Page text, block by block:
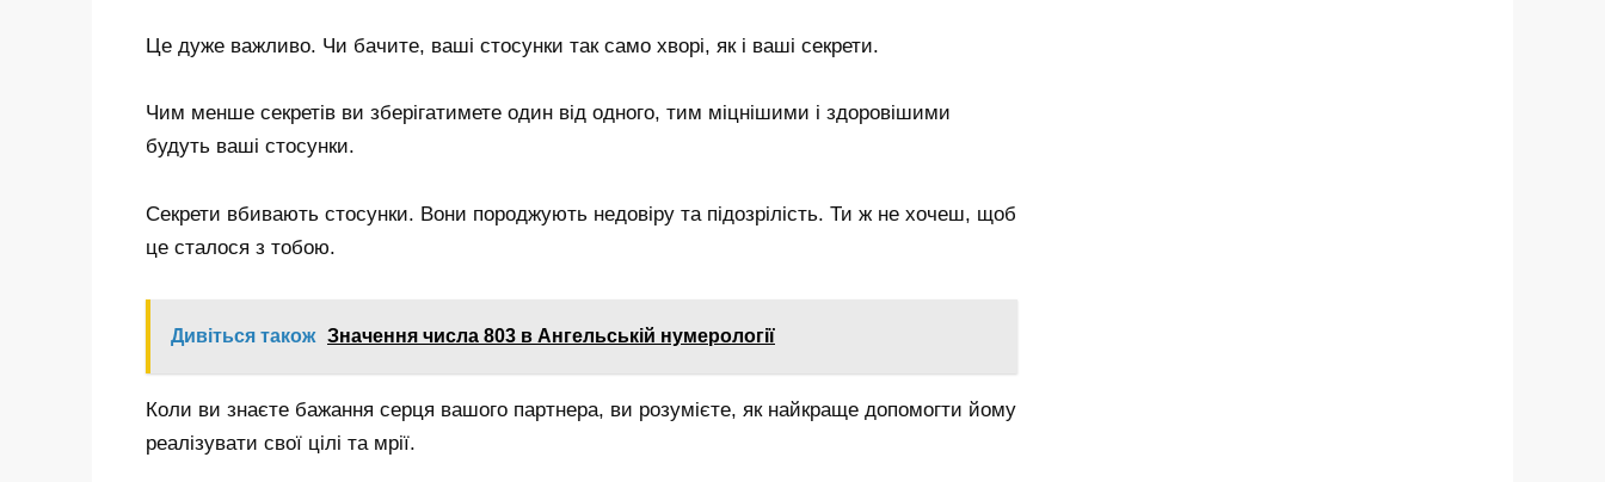
Це дуже важливо. Чи бачите, ваші стосунки так само хворі, як і ваші секрети.
Чим менше секретів ви зберігатимете один від одного, тим міцнішими і здоровішими
будуть ваші стосунки.
Секрети вбивають стосунки. Вони породжують недовіру та підозрілість. Ти ж не хочеш, щоб
це сталося з тобою.
Дивіться також Значення числа 803 в Ангельській нумерології
Коли ви знаєте бажання серця вашого партнера, ви розумієте, як найкраще допомогти йому
реалізувати свої цілі та мрії.